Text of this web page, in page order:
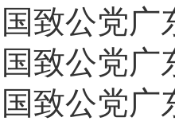
致公党
致公党
致公党